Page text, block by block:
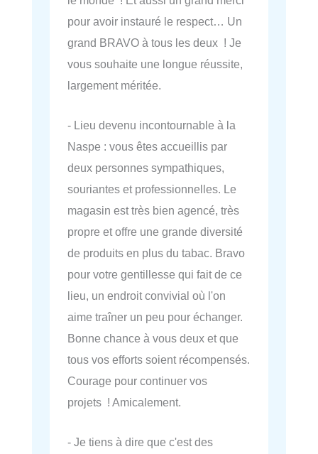
pour avoir instauré le respect… Un
grand BRAVO à tous les deux ! Je
vous souhaite une longue réussite,
largement méritée.
- Lieu devenu incontournable à la
Naspe : vous êtes accueillis par
deux personnes sympathiques,
souriantes et professionnelles. Le
magasin est très bien agencé, très
propre et offre une grande diversité
de produits en plus du tabac. Bravo
pour votre gentillesse qui fait de ce
lieu, un endroit convivial où l'on
aime traîner un peu pour échanger.
Bonne chance à vous deux et que
tous vos efforts soient récompensés.
Courage pour continuer vos
projets ! Amicalement.
- Je tiens à dire que c'est des